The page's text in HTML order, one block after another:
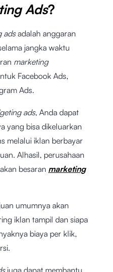
Ads?
adsadalah anggaran
jangka waktu
marketing
Facebook Ads,
Ads.
ads, Anda dapat
yang bisa dikeluarkan
melalui iklan berbayar
Alhasil, perusahaan
besaran marketing
umumnya akan
iklan tampil dan siapa
biaya per klik,
juga dapat membantu